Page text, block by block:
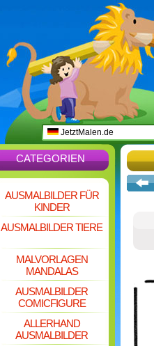
JetztMalen.de
CATEGORIEN
AUSMALBILDER FÜR
KINDER
AUSMALBILDER TIERE
MALVORLAGEN
MANDALAS
AUSMALBILDER
COMICFIGURE
ALLERHAND
AUSMALBILDER